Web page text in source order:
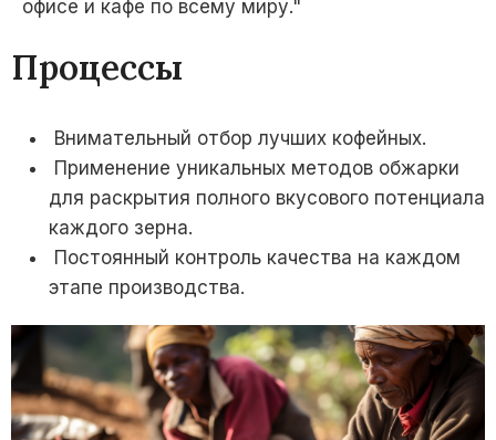
офисе и кафе по всему миру."
Процессы
Внимательный отбор лучших кофейных.
Применение уникальных методов обжарки
для раскрытия полного вкусового потенциала
каждого зерна.
Постоянный контроль качества на каждом
этапе производства.